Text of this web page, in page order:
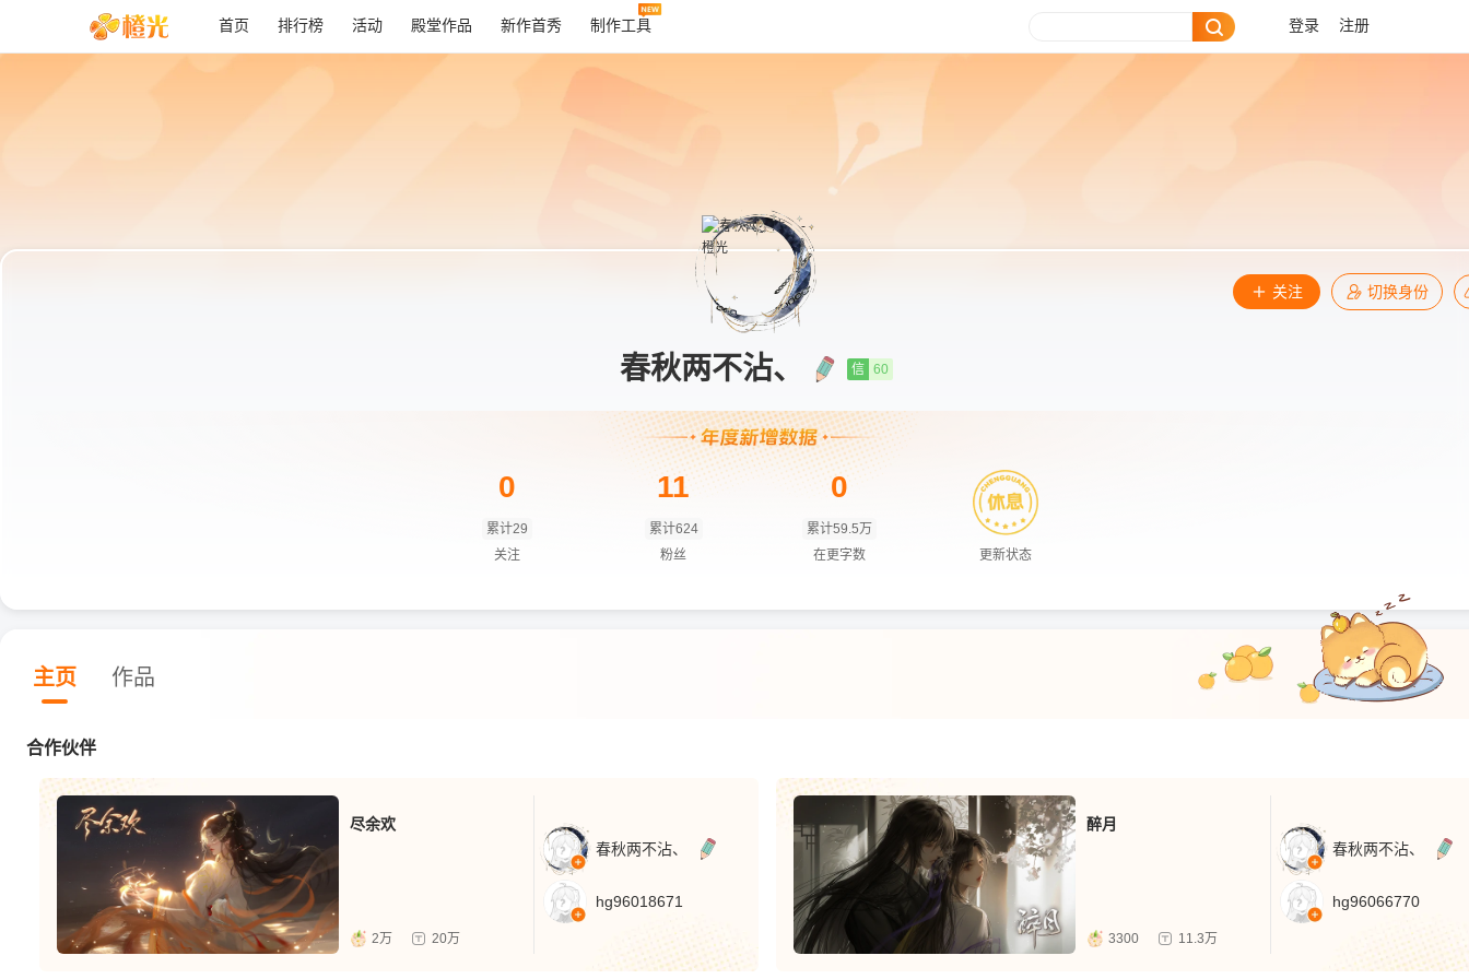
首页 排行榜 活动 殿堂作品 新作首秀 制作工具 登录 注册
关注 切换身份
春秋两不沾、 信 60
0
累计29
关注
11
累计624
粉丝
0
累计59.5万
在更字数
更新状态
主页 作品
合作伙伴
尽余欢
2万 20万
春秋两不沾、
hg96018671
醉月
3300 11.3万
春秋两不沾、
hg96066770